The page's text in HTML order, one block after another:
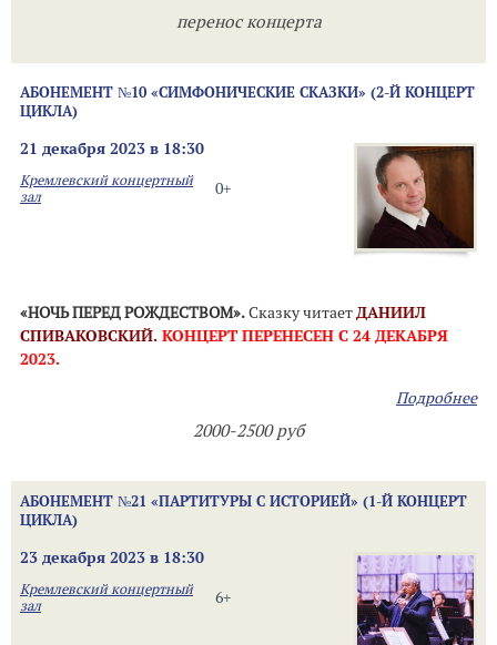
перенос концерта
АБОНЕМЕНТ №10 «СИМФОНИЧЕСКИЕ СКАЗКИ» (2-Й КОНЦЕРТ
ЦИКЛА)
21 декабря 2023 в 18:30
0+
Кремлевский концертный
зал
«НОЧЬ ПЕРЕД РОЖДЕСТВОМ».Сказку читаетДАНИИЛ
СПИВАКОВСКИЙ. КОНЦЕРТ ПЕРЕНЕСЕН С 24 ДЕКАБРЯ
2023.
Подробнее
2000-2500 руб
АБОНЕМЕНТ №21 «ПАРТИТУРЫ С ИСТОРИЕЙ» (1-Й КОНЦЕРТ
ЦИКЛА)
23 декабря 2023 в 18:30
6+
Кремлевский концертный
зал